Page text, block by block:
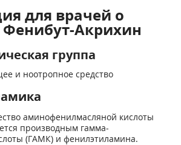
для врачей о
Фенибут-Акрихин
группа
и ноотропное средство
аминофенилмасляной кислоты
производным гамма-
(ГАМК) и фенилэтиламина.